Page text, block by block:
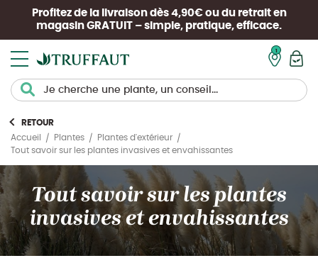
Profitez de la livraison dès 4,90€ ou du retrait en
magasin GRATUIT – simple, pratique, efficace.
RETOUR
Accueil
Plantes
Plantes d'extérieur
Tout savoir sur les plantes invasives et envahissantes
Tout savoir sur les plantes
invasives et envahissantes